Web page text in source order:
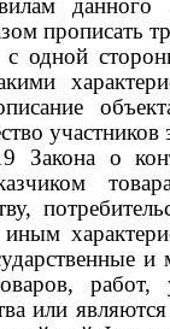
данного
прописать
с одной
участников
Закона о
работ,
или